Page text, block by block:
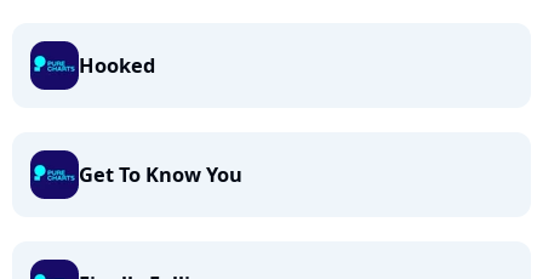
Hooked
Get To Know You